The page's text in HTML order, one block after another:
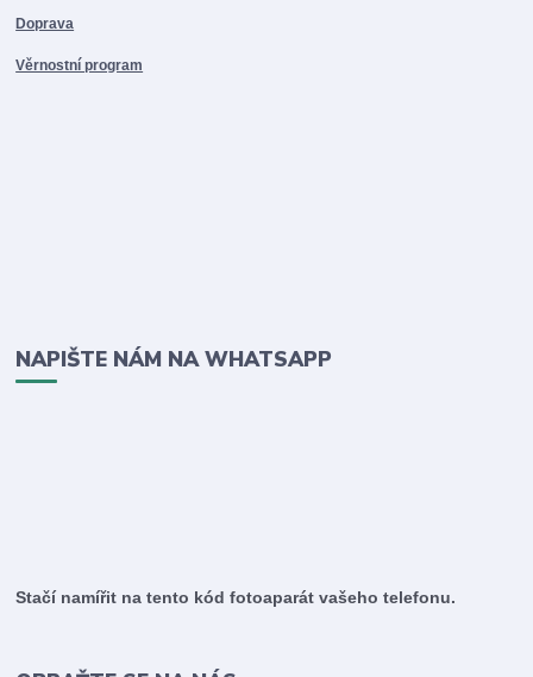
Doprava
Věrnostní program
NAPIŠTE NÁM NA WHATSAPP
Stačí namířit na tento kód fotoaparát vašeho telefonu.